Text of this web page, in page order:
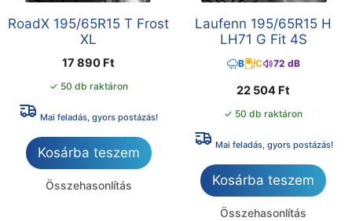
RoadX 195/65R15 T Frost
XL
17 890 Ft
✓ 50 db raktáron
Mai feladás, gyors postázás!
Kosárba teszem
Összehasonlítás
Laufenn 195/65R15 H
LH71 G Fit 4S
B C 72 dB
22 504 Ft
✓ 50 db raktáron
Mai feladás, gyors postázás!
Kosárba teszem
Összehasonlítás